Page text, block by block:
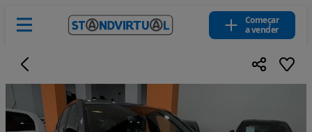
Começar
a vender